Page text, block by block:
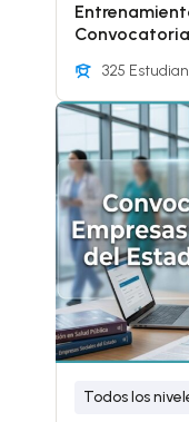
Convocatoria
325
Todos los